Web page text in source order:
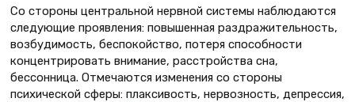
Со стороны центральной нервной системы наблюдаются
следующие проявления: повышенная раздражительность,
возбудимость, беспокойство, потеря способности
концентрировать внимание, расстройства сна,
бессонница. Отмечаются изменения со стороны
психической сферы: плаксивость, нервозность, депрессия,